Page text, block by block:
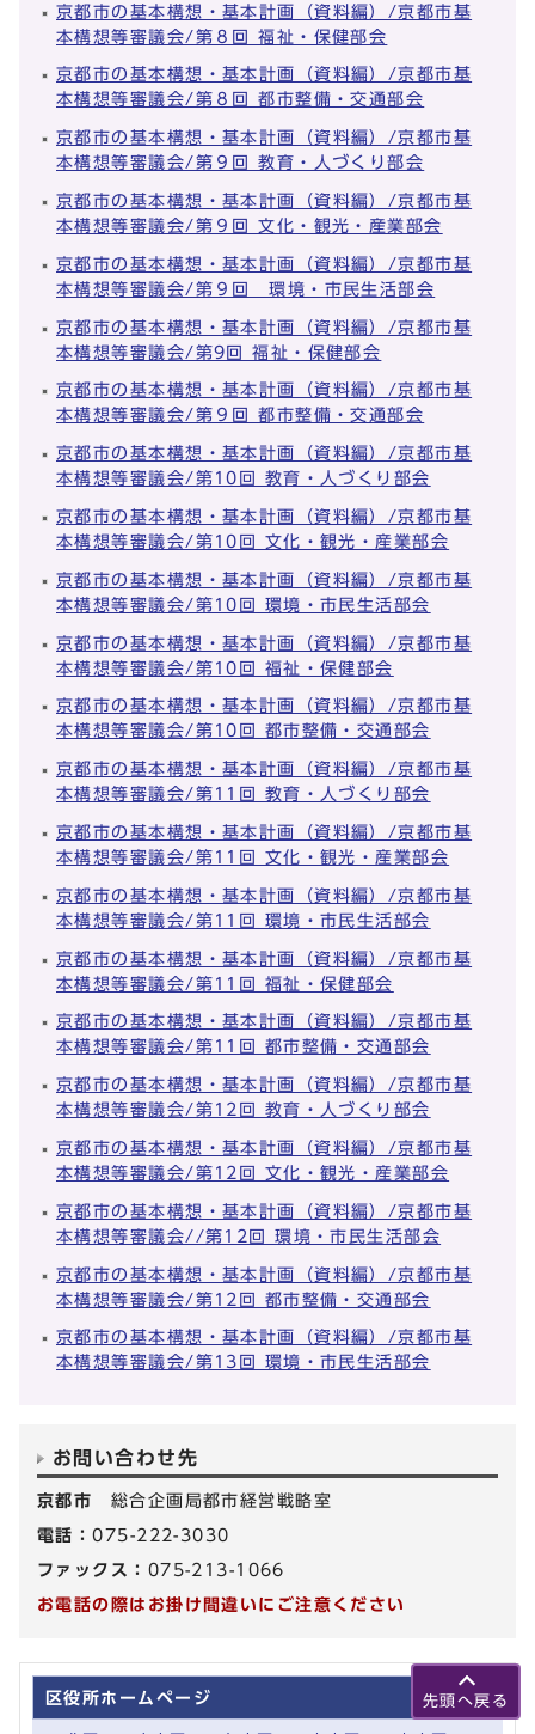
京都市の基本構想・基本計画（資料編）/京都市基
本構想等審議会/第８回 福祉・保健部会
京都市の基本構想・基本計画（資料編）/京都市基
本構想等審議会/第８回 都市整備・交通部会
京都市の基本構想・基本計画（資料編）/京都市基
本構想等審議会/第９回 教育・人づくり部会
京都市の基本構想・基本計画（資料編）/京都市基
本構想等審議会/第９回 文化・観光・産業部会
京都市の基本構想・基本計画（資料編）/京都市基
本構想等審議会/第９回 環境・市民生活部会
京都市の基本構想・基本計画（資料編）/京都市基
本構想等審議会/第9回 福祉・保健部会
京都市の基本構想・基本計画（資料編）/京都市基
本構想等審議会/第９回 都市整備・交通部会
京都市の基本構想・基本計画（資料編）/京都市基
本構想等審議会/第10回 教育・人づくり部会
京都市の基本構想・基本計画（資料編）/京都市基
本構想等審議会/第10回 文化・観光・産業部会
京都市の基本構想・基本計画（資料編）/京都市基
本構想等審議会/第10回 環境・市民生活部会
京都市の基本構想・基本計画（資料編）/京都市基
本構想等審議会/第10回 福祉・保健部会
京都市の基本構想・基本計画（資料編）/京都市基
本構想等審議会/第10回 都市整備・交通部会
京都市の基本構想・基本計画（資料編）/京都市基
本構想等審議会/第11回 教育・人づくり部会
京都市の基本構想・基本計画（資料編）/京都市基
本構想等審議会/第11回 文化・観光・産業部会
京都市の基本構想・基本計画（資料編）/京都市基
本構想等審議会/第11回 環境・市民生活部会
京都市の基本構想・基本計画（資料編）/京都市基
本構想等審議会/第11回 福祉・保健部会
京都市の基本構想・基本計画（資料編）/京都市基
本構想等審議会/第11回 都市整備・交通部会
京都市の基本構想・基本計画（資料編）/京都市基
本構想等審議会/第12回 教育・人づくり部会
京都市の基本構想・基本計画（資料編）/京都市基
本構想等審議会/第12回 文化・観光・産業部会
京都市の基本構想・基本計画（資料編）/京都市基
本構想等審議会//第12回 環境・市民生活部会
京都市の基本構想・基本計画（資料編）/京都市基
本構想等審議会/第12回 都市整備・交通部会
京都市の基本構想・基本計画（資料編）/京都市基
本構想等審議会/第13回 環境・市民生活部会
お問い合わせ先
京都市 総合企画局都市経営戦略室
電話：075-222-3030
ファックス： 075-213-1066
お電話の際はお掛け間違いにご注意ください
区役所ホームページ 先頭へ戻る